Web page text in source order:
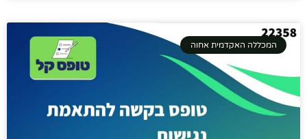
המכללה האקדמית אחוה